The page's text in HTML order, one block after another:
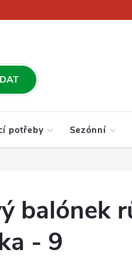
osobních údajů
potřeby Sezónní
balónek
- 9